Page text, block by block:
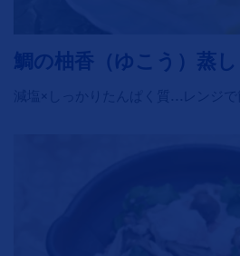
鯛の柚香（ゆこう）蒸し